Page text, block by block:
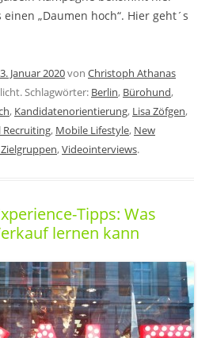
„Daumen hoch“. Hier geht´s
Januar 2020von Christoph Athanas
Schlagwörter: Berlin, Bürohund,
, Kandidatenorientierung, Lisa Zöfgen,
Recruiting, Mobile Lifestyle, New
,Videointerviews.
Tipps: Was
lernen kann